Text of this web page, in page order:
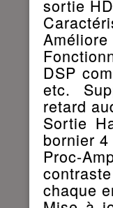
sortie
DSP
etc.
retard
Sortie
bornier
Proc-
chaque